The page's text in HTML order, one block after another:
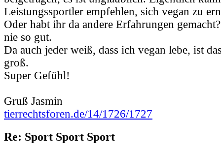
Leistungssportler empfehlen, sich vegan zu
Oder habt ihr da andere Erfahrungen
nie so gut.
Da auch jeder weiß, dass ich vegan lebe, ist
groß.
Super Gefühl!
Gruß Jasmin
tierrechtsforen.de/14/1726/1727
Re: Sport Sport Sport